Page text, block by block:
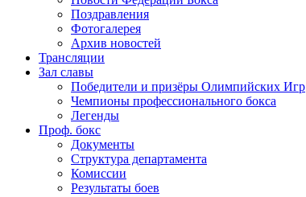
Поздравления
Фотогалерея
Архив новостей
Трансляции
Зал славы
Победители и призёры Олимпийских Игр
Чемпионы профессионального бокса
Легенды
Проф. бокс
Документы
Структура департамента
Комиссии
Результаты боев